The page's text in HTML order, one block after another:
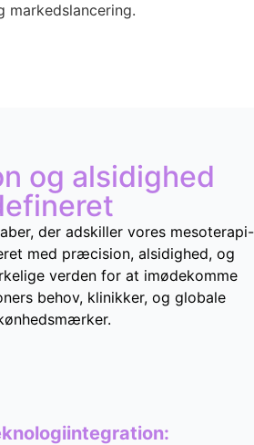
markedslancering.
og alsidighed
der adskiller vores mesoterapi-
med præcision, alsidighed, og
verden for at imødekomme
behov, klinikker, og globale